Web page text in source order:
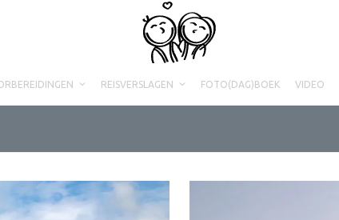
REISVERSLAGEN FOTO(DAG)BOEK VIDEO